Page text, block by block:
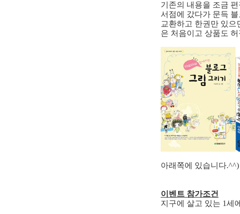
기존의 내용을 조금
서점에 갔다가 문득
교환하고 한권만 있으
은 처음이고 상품도
아래쪽에 있습니다.^^)
이벤트 참가조건
지구에 살고 있는 1세